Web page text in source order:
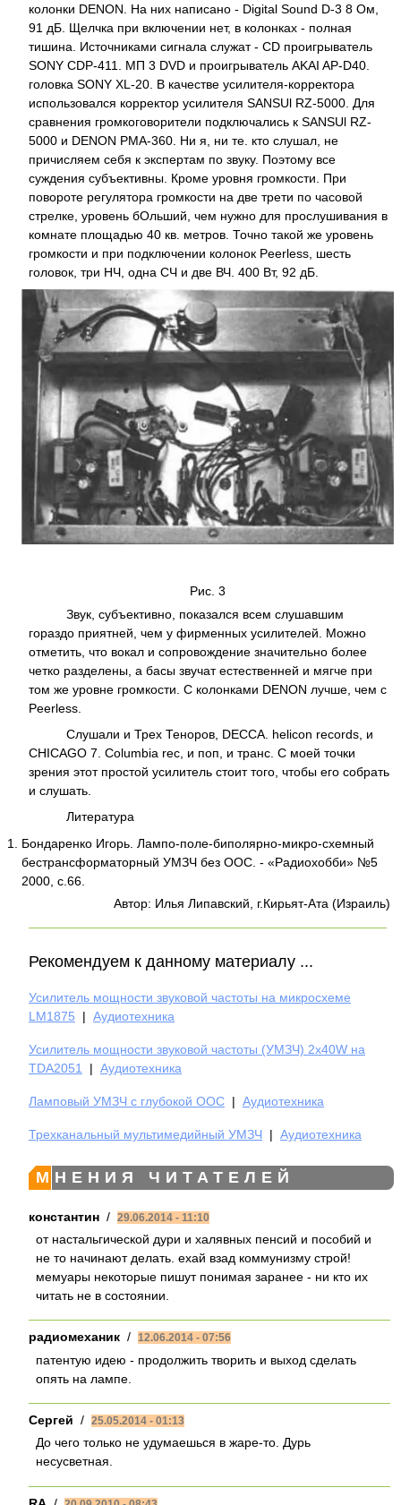
колонки DENON. На них написано - Digital Sound D-3 8 Ом,
91 дБ. Щелчка при включении нет, в колонках - полная
тишина. Источниками сигнала служат - CD проигрыватель
SONY CDP-411. МП 3 DVD и проигрыватель AKAI AP-D40.
головка SONY XL-20. В качестве усилителя-корректора
использовался корректор усилителя SANSUl RZ-5000. Для
сравнения громкоговорители подключались к SANSUl RZ-
5000 и DENON РМА-360. Ни я, ни те. кто слушал, не
причисляем себя к экспертам по звуку. Поэтому все
суждения субъективны. Кроме уровня громкости. При
повороте регулятора громкости на две трети по часовой
стрелке, уровень бОльший, чем нужно для прослушивания в
комнате площадью 40 кв. метров. Точно такой же уровень
громкости и при подключении колонок Peerless, шесть
головок, три НЧ, одна СЧ и две ВЧ. 400 Вт, 92 дБ.
Рис. 3
Звук, субъективно, показался всем слушавшим
гораздо приятней, чем у фирменных усилителей. Можно
отметить, что вокал и сопровождение значительно более
четко разделены, а басы звучат естественней и мягче при
том же уровне громкости. С колонками DENON лучше, чем с
Peerless.
Слушали и Трех Теноров, DECCA. helicon records, и
CHICAGO 7. Columbia rec, и поп, и транс. С моей точки
зрения этот простой усилитель стоит того, чтобы его собрать
и слушать.
Литература
Бондаренко Игорь. Лампо-поле-биполярно-микро-схемный
бестрансформаторный УМЗЧ без ООС. - «Радиохобби» №5
2000, с.66.
Автор: Илья Липавский, г.Кирьят-Ата (Израиль)
Рекомендуем к данному материалу ...
Усилитель мощности звуковой частоты на микросхеме
LM1875
| Аудиотехника
Усилитель мощности звуковой частоты (УМЗЧ) 2x40W на
TDA2051
| Аудиотехника
Ламповый УМЗЧ с глубокой ООС | Аудиотехника
Трехканальный мультимедийный УМЗЧ | Аудиотехника
МНЕНИЯ ЧИТАТЕЛЕЙ
константин / 29.06.2014 - 11:10
от настальгической дури и халявных пенсий и пособий и
не то начинают делать. ехай взад коммунизму строй!
мемуары некоторые пишут понимая заранее - ни кто их
читать не в состоянии.
радиомеханик / 12.06.2014 - 07:56
патентую идею - продолжить творить и выход сделать
опять на лампе.
Сергей / 25.05.2014 - 01:13
До чего только не удумаешься в жаре-то. Дурь
несусветная.